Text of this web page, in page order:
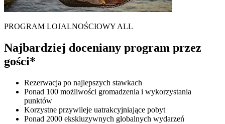
PROGRAM LOJALNOŚCIOWY ALL
Najbardziej doceniany program przez
gości*
Rezerwacja po najlepszych stawkach
Ponad 100 możliwości gromadzenia i wykorzystania
punktów
Korzystne przywileje uatrakcyjniające pobyt
Ponad 2000 ekskluzywnych globalnych wydarzeń